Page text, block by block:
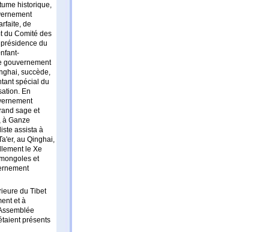
historique,
de
du Comité des
du
gouvernement
succède,
spécial du
En
sage et
Ganze
assista à
au Qinghai,
le Xe
et
du Tibet
et à
présents